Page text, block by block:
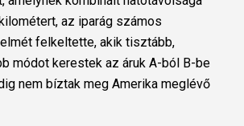
az iparág számos
felkeltette, akik tisztább,
módot kerestek az áruk A-ból B-be
nem bíztak meg Amerika meglévő